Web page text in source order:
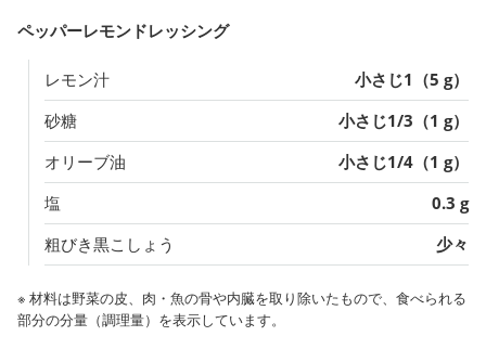
ペッパーレモンドレッシング
レモン汁
小さじ1（5 g）
砂糖
小さじ1/3（1 g）
オリーブ油
小さじ1/4（1 g）
塩
0.3 g
粗びき黒こしょう
少々
※ 材料は野菜の皮、肉・魚の骨や内臓を取り除いたもので、食べられる
部分の分量（調理量）を表示しています。